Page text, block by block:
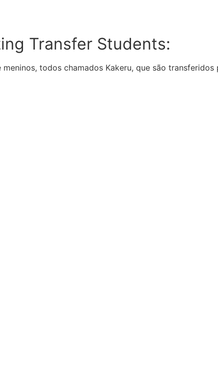
Transfer Students:
meninos, todos chamados Kakeru, que são